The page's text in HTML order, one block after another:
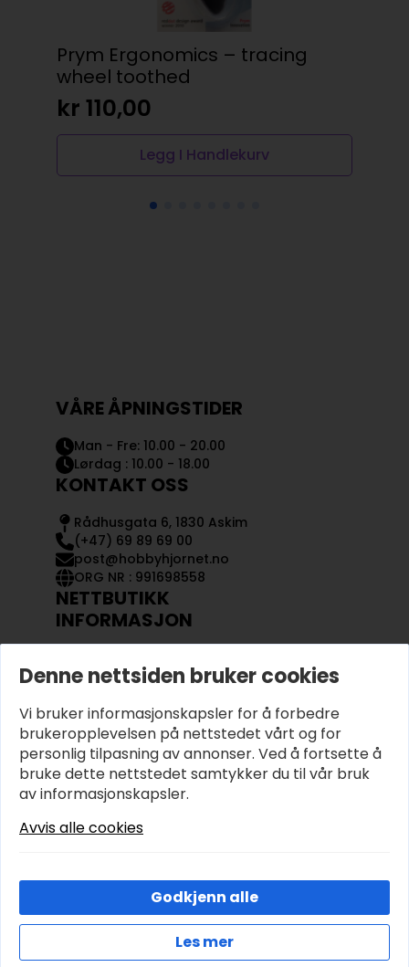
Prym Ergonomics – tracing
wheel toothed
kr 110,00
Legg I Handlekurv
VÅRE ÅPNINGSTIDER
Man - Fre: 10.00 - 20.00
Lørdag : 10.00 - 18.00
KONTAKT OSS
Rådhusgata 6, 1830 Askim
(+47) 69 89 69 00
post@hobbyhjornet.no
ORG NR : 991698558
NETTBUTIKK
INFORMASJON
OM OSS
KJØPSVILKÅR OG BETINGELSER
PERSONVERN
© 2026 Hobbyhjornet.no – Utviklet og designet av
Denne nettsiden bruker cookies
Vi bruker informasjonskapsler for å forbedre
brukeropplevelsen på nettstedet vårt og for
personlig tilpasning av annonser. Ved å fortsette å
bruke dette nettstedet samtykker du til vår bruk
av informasjonskapsler.
Avvis alle cookies
Les mer
Godkjenn alle
Cookies